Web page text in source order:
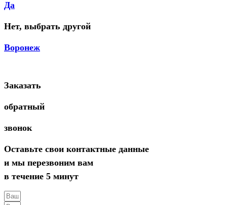
Да
Нет, выбрать другой
Воронеж
Заказать
обратный
звонок
Оставьте свои контактные данные
и мы перезвоним вам
в течение 5 минут